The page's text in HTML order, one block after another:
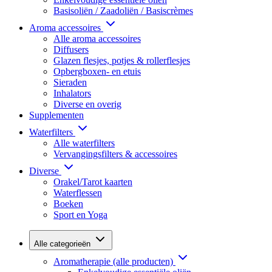
Basisoliën / Zaadoliën / Basiscrèmes
Aroma accessoires
Alle aroma accessoires
Diffusers
Glazen flesjes, potjes & rollerflesjes
Opbergboxen- en etuis
Sieraden
Inhalators
Diverse en overig
Supplementen
Waterfilters
Alle waterfilters
Vervangingsfilters & accessoires
Diverse
Orakel/Tarot kaarten
Waterflessen
Boeken
Sport en Yoga
Alle categorieën
Aromatherapie (alle producten)